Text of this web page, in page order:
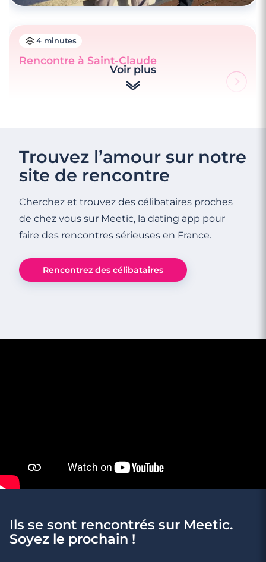
rendez-vous est en retard ?
4 minutes
Rencontre à Saint-Claude
4 minutes
Voir plus
Trouvez l’amour sur notre
site de rencontre
Cherchez et trouvez des célibataires proches
de chez vous sur Meetic, la dating app pour
faire des rencontres sérieuses en France.
Rencontrez des célibataires
Ils se sont rencontrés sur Meetic.
Soyez le prochain !